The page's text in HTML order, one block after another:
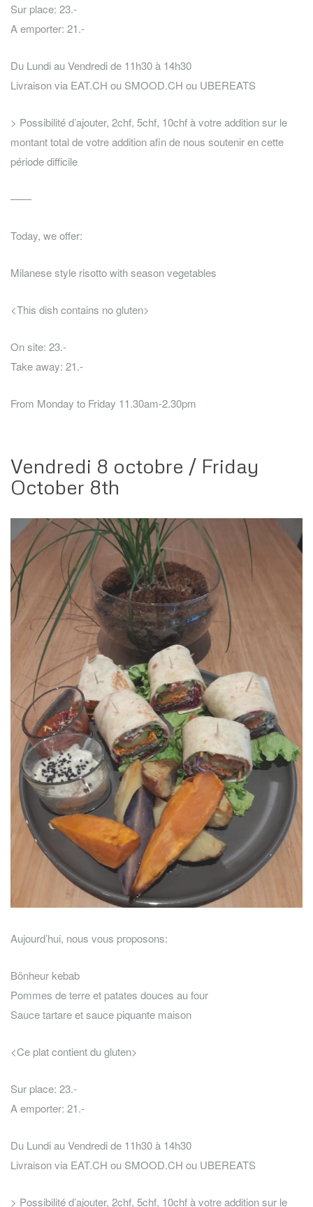
Sur place: 23.-
A emporter: 21.-
Du Lundi au Vendredi de 11h30 à 14h30
Livraison via EAT.CH ou SMOOD.CH ou UBEREATS
> Possibilité d’ajouter, 2chf, 5chf, 10chf à votre addition sur le
montant total de votre addition afin de nous soutenir en cette
période difficile
——
Today, we offer:
Milanese style risotto with season vegetables
<This dish contains no gluten>
On site: 23.-
Take away: 21.-
From Monday to Friday 11.30am-2.30pm
Vendredi 8 octobre / Friday
October 8th
Aujourd’hui, nous vous proposons:
Bönheur kebab
Pommes de terre et patates douces au four
Sauce tartare et sauce piquante maison
<Ce plat contient du gluten>
Sur place: 23.-
A emporter: 21.-
Du Lundi au Vendredi de 11h30 à 14h30
Livraison via EAT.CH ou SMOOD.CH ou UBEREATS
> Possibilité d’ajouter, 2chf, 5chf, 10chf à votre addition sur le